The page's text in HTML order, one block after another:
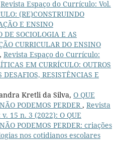
Revista Espaço do Currículo: Vol.
(RE)CONSTRUINDO
E ENSINO
DE SOCIOLOGIA E AS
CURRICULAR DO ENSINO
, Revista Espaço do Currículo:
EM CURRÍCULO: OUTROS
DESAFIOS, RESISTÊNCIAS E
Kretli da Silva, O QUE
PODEMOS PERDER , Revista
15 n. 3 (2022): O QUE
PODEMOS PERDER: criações
nos cotidianos escolares